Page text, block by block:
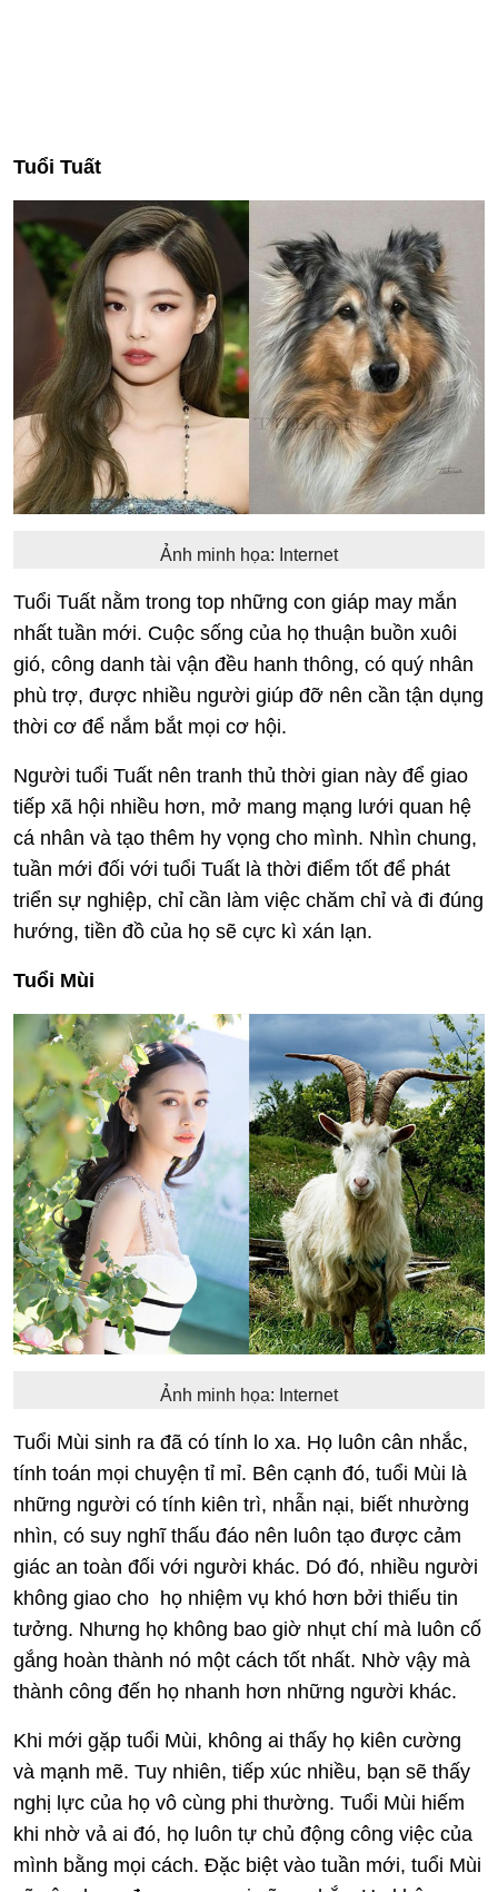
Tuổi Tuất
Ảnh minh họa: Internet
Tuổi Tuất nằm trong top những con giáp may mắn
nhất tuần mới. Cuộc sống của họ thuận buồn xuôi
gió, công danh tài vận đều hanh thông, có quý nhân
phù trợ, được nhiều người giúp đỡ nên cần tận dụng
thời cơ để nắm bắt mọi cơ hội.
Người tuổi Tuất nên tranh thủ thời gian này để giao
tiếp xã hội nhiều hơn, mở mang mạng lưới quan hệ
cá nhân và tạo thêm hy vọng cho mình. Nhìn chung,
tuần mới đối với tuổi Tuất là thời điểm tốt để phát
triển sự nghiệp, chỉ cần làm việc chăm chỉ và đi đúng
hướng, tiền đồ của họ sẽ cực kì xán lạn.
Tuổi Mùi
Ảnh minh họa: Internet
Tuổi Mùi sinh ra đã có tính lo xa. Họ luôn cân nhắc,
tính toán mọi chuyện tỉ mỉ. Bên cạnh đó, tuổi Mùi là
những người có tính kiên trì, nhẫn nại, biết nhường
nhìn, có suy nghĩ thấu đáo nên luôn tạo được cảm
giác an toàn đối với người khác. Dó đó, nhiều người
không giao cho họ nhiệm vụ khó hơn bởi thiếu tin
tưởng. Nhưng họ không bao giờ nhụt chí mà luôn cố
gắng hoàn thành nó một cách tốt nhất. Nhờ vậy mà
thành công đến họ nhanh hơn những người khác.
Khi mới gặp tuổi Mùi, không ai thấy họ kiên cường
và mạnh mẽ. Tuy nhiên, tiếp xúc nhiều, bạn sẽ thấy
nghị lực của họ vô cùng phi thường. Tuổi Mùi hiếm
khi nhờ vả ai đó, họ luôn tự chủ động công việc của
mình bằng mọi cách. Đặc biệt vào tuần mới, tuổi Mùi